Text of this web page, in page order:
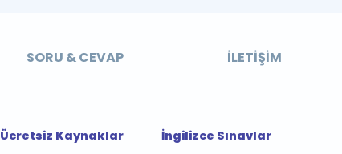
SORU & CEVAP İLETIŞIM
Ücretsiz Kaynaklar
İngilizce Sınavlar